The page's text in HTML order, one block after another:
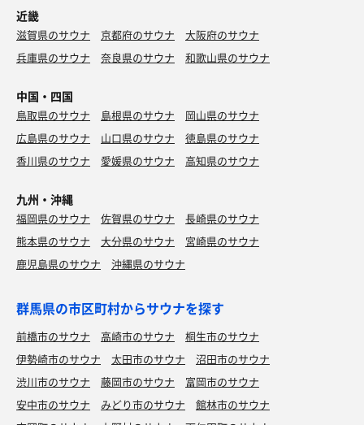
近畿
滋賀県のサウナ 京都府のサウナ
大阪府のサウナ
兵庫県のサウナ
奈良県のサウナ 和歌山県のサウナ
中国・四国
鳥取県のサウナ 島根県のサウナ
岡山県のサウナ
広島県のサウナ
山口県のサウナ
徳島県のサウナ
香川県のサウナ
愛媛県のサウナ 高知県のサウナ
九州・沖縄
福岡県のサウナ 佐賀県のサウナ
長崎県のサウナ
熊本県のサウナ
大分県のサウナ
宮崎県のサウナ
鹿児島県のサウナ
沖縄県のサウナ
群馬県の市区町村からサウナを探す
前橋市のサウナ 高崎市のサウナ
桐生市のサウナ
伊勢崎市のサウナ
太田市のサウナ
沼田市のサウナ
渋川市のサウナ
藤岡市のサウナ
富岡市のサウナ
安中市のサウナ
みどり市のサウナ
館林市のサウナ